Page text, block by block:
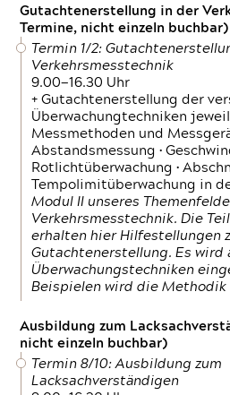
Gutachtenerstellung in der
Termine, nicht einzeln buchbar)
Termin 1/2:
Verkehrsmesstechnik
9.00—16.30 Uhr
+ Gutachtenerstellung der
Überwachungtechniken
Messmethoden und
Abstandsmessung •
Rotlichtüberwachung •
Tempolimitüberwachung in
Modul II unseres
Verkehrsmesstechnik. Die
erhalten hier Hilfestellungen
Gutachtenerstellung. Es wird
Überwachungstechniken
Beispielen wird die
Ausbildung zum
nicht einzeln buchbar)
Termin 8/10: Ausbildung zum
Lacksachverständigen